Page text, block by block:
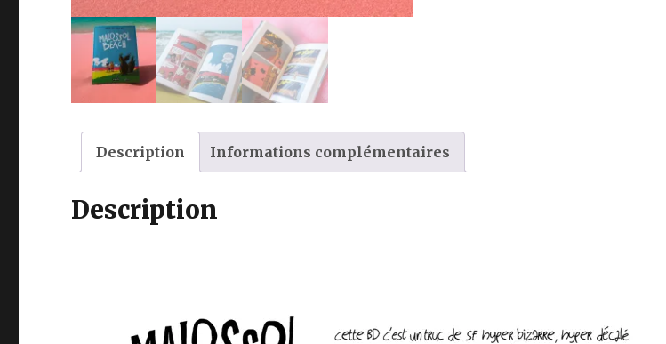
Description Informations complémentaires
Description